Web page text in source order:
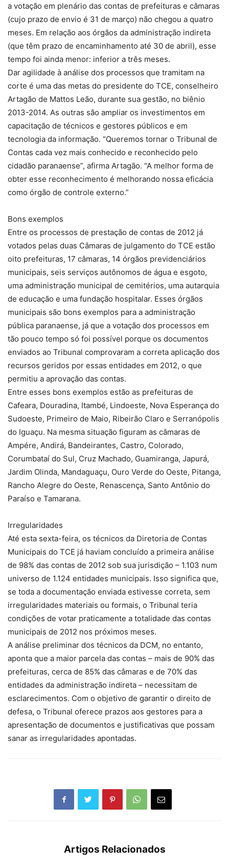
a votação em plenário das contas de prefeituras e câmaras
(cujo prazo de envio é 31 de março) não chegou a quatro
meses. Em relação aos órgãos da administração indireta
(que têm prazo de encaminhamento até 30 de abril), esse
tempo foi ainda menor: inferior a três meses.
Dar agilidade à análise dos processos que tramitam na
corte é uma das metas do presidente do TCE, conselheiro
Artagão de Mattos Leão, durante sua gestão, no biênio
2013-2014. As outras são ampliar os investimentos em
capacitação de técnicos e gestores públicos e em
tecnologia da informação. “Queremos tornar o Tribunal de
Contas cada vez mais conhecido e reconhecido pelo
cidadão paranaense”, afirma Artagão. “A melhor forma de
obter esse reconhecimento é melhorando nossa eficácia
como órgão de controle externo.”
Bons exemplos
Entre os processos de prestação de contas de 2012 já
votados pelas duas Câmaras de julgamento do TCE estão
oito prefeituras, 17 câmaras, 14 órgãos previdenciários
municipais, seis serviços autônomos de água e esgoto,
uma administração municipal de cemitérios, uma autarquia
de educação e uma fundação hospitalar. Esses órgãos
municipais são bons exemplos para a administração
pública paranaense, já que a votação dos processos em
tão pouco tempo só foi possível porque os documentos
enviados ao Tribunal comprovaram a correta aplicação dos
recursos geridos por essas entidades em 2012, o que
permitiu a aprovação das contas.
Entre esses bons exemplos estão as prefeituras de
Cafeara, Douradina, Itambé, Lindoeste, Nova Esperança do
Sudoeste, Primeiro de Maio, Ribeirão Claro e Serranópolis
do Iguaçu. Na mesma situação figuram as câmaras de
Ampére, Andirá, Bandeirantes, Castro, Colorado,
Corumbataí do Sul, Cruz Machado, Guamiranga, Japurá,
Jardim Olinda, Mandaguaçu, Ouro Verde do Oeste, Pitanga,
Rancho Alegre do Oeste, Renascença, Santo Antônio do
Paraíso e Tamarana.
Irregularidades
Até esta sexta-feira, os técnicos da Diretoria de Contas
Municipais do TCE já haviam concluído a primeira análise
de 98% das contas de 2012 sob sua jurisdição – 1.103 num
universo de 1.124 entidades municipais. Isso significa que,
se toda a documentação enviada estivesse correta, sem
irregularidades materiais ou formais, o Tribunal teria
condições de votar praticamente a totalidade das contas
municipais de 2012 nos próximos meses.
A análise preliminar dos técnicos da DCM, no entanto,
aponta que a maior parcela das contas – mais de 90% das
prefeituras, cerca de 85% das câmaras e de 70% das
entidades da administração indireta – necessitam de
esclarecimentos. Com o objetivo de garantir o direito de
defesa, o Tribunal oferece prazos aos gestores para a
apresentação de documentos e justificativas que possam
sanar as irregularidades apontadas.
Artigos Relacionados